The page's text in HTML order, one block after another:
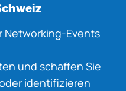
Networking-Events
und schaffen Sie
identifizieren